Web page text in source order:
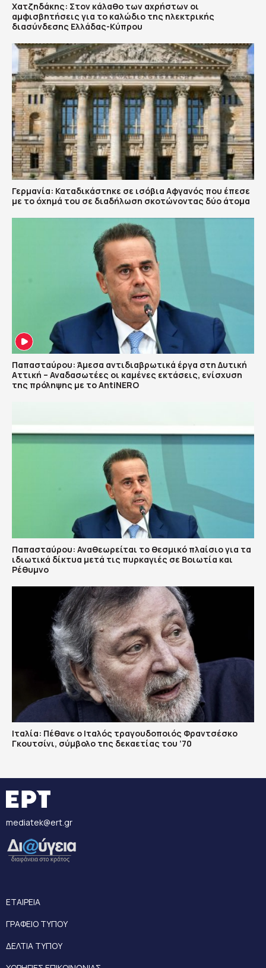
Χατζηδάκης: Στον κάλαθο των αχρήστων οι
αμφισβητήσεις για το καλώδιο της ηλεκτρικής
διασύνδεσης Ελλάδας-Κύπρου
Γερμανία: Καταδικάστηκε σε ισόβια Αφγανός που έπεσε
με το όχημά του σε διαδήλωση σκοτώνοντας δύο άτομα
Παπασταύρου: Άμεσα αντιδιαβρωτικά έργα στη Δυτική
Αττική – Αναδασωτέες οι καμένες εκτάσεις, ενίσχυση
της πρόληψης με το AntiNERO
Παπασταύρου: Αναθεωρείται το θεσμικό πλαίσιο για τα
ιδιωτικά δίκτυα μετά τις πυρκαγιές σε Βοιωτία και
Ρέθυμνο
Ιταλία: Πέθανε ο Ιταλός τραγουδοποιός Φραντσέσκο
Γκουτσίνι, σύμβολο της δεκαετίας του ’70
mediatek@ert.gr
ΕΤΑΙΡΕΙΑ
ΓΡΑΦΕΙΟ ΤΥΠΟΥ
ΔΕΛΤΙΑ ΤΥΠΟΥ